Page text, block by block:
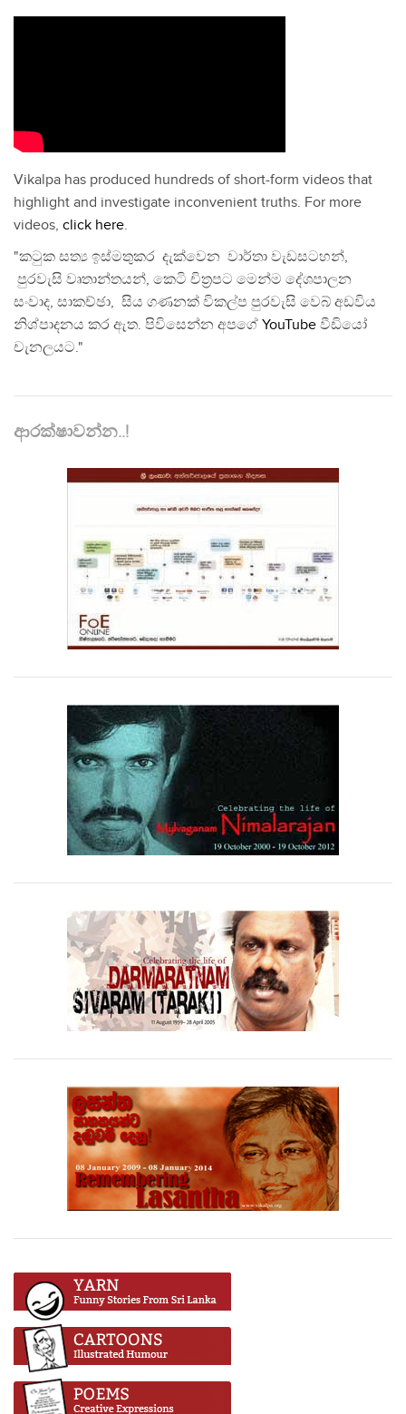
Vikalpa has produced hundreds of short-form videos that
highlight and investigate inconvenient truths. For more
videos, click here.
"කටුක සත්‍ය ඉස්මතුකර දැක්වෙන වාර්තා වැඩසටහන්,
පුරවැසි වෘතාන්තයන්, කෙටි චිත්‍රපට මෙන්ම දේශපාලන
සංවාද, සාකච්ඡා, සිය ගණනක් විකල්ප පුරවැසි වෙබ් අඩවිය
නිශ්පාදනය කර ඇත. පිවිසෙන්න අපගේ YouTube වීඩියෝ
චැනලයට."
ආරක්ෂාවන්න..!